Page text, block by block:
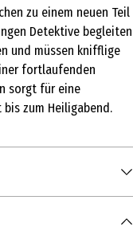
zu einem neuen Teil
Detektive begleiten
und müssen knifflige
fortlaufenden
sorgt für eine
zum Heiligabend.